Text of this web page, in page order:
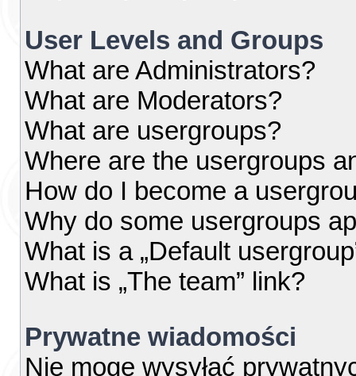
User Levels and Groups
What are Administrators?
What are Moderators?
What are usergroups?
Where are the usergroups
How do I become a
Why do some usergroups
What is a „Default
What is „The team” link?
Prywatne wiadomości
Nie mogę wysyłać